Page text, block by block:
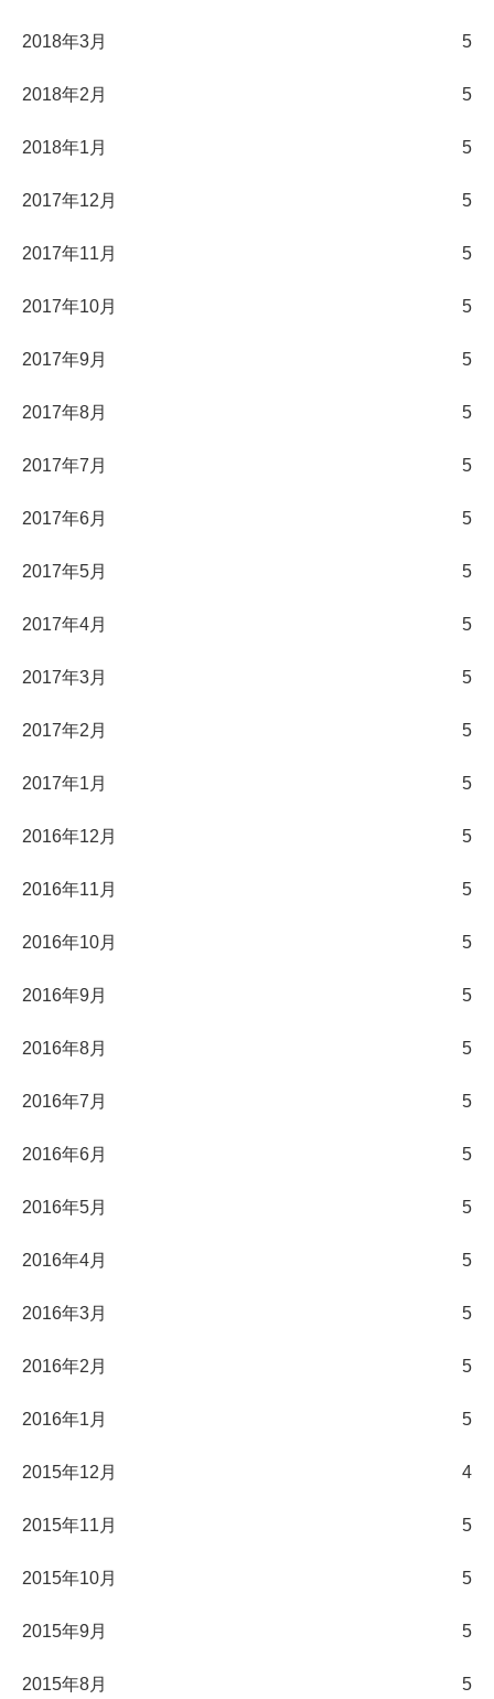
2018年3月 5
2018年2月 5
2018年1月 5
2017年12月 5
2017年11月 5
2017年10月 5
2017年9月 5
2017年8月 5
2017年7月 5
2017年6月 5
2017年5月 5
2017年4月 5
2017年3月 5
2017年2月 5
2017年1月 5
2016年12月 5
2016年11月 5
2016年10月 5
2016年9月 5
2016年8月 5
2016年7月 5
2016年6月 5
2016年5月 5
2016年4月 5
2016年3月 5
2016年2月 5
2016年1月 5
2015年12月 4
2015年11月 5
2015年10月 5
2015年9月 5
2015年8月 5